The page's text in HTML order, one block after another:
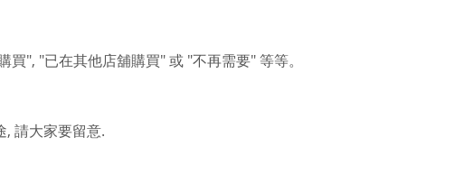
買", "已在其他店舖購買" 或 "不再需要" 等等。
, 請大家要留意.